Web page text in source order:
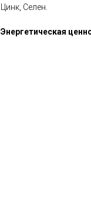
Цинк, Селен.
Энергетическая